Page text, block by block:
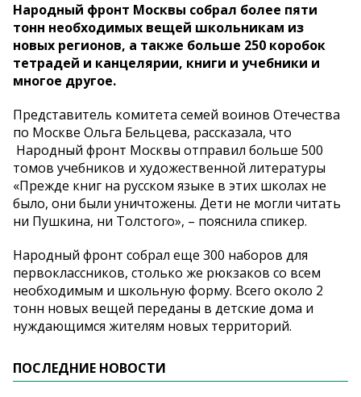
Народный фронт Москвы собрал более пяти
тонн необходимых вещей школьникам из
новых регионов, а также больше 250 коробок
тетрадей и канцелярии, книги и учебники и
многое другое.
Представитель комитета семей воинов Отечества
по Москве Ольга Бельцева, рассказала, что
Народный фронт Москвы отправил больше 500
томов учебников и художественной литературы
«Прежде книг на русском языке в этих школах не
было, они были уничтожены. Дети не могли читать
ни Пушкина, ни Толстого», – пояснила спикер.
Народный фронт собрал еще 300 наборов для
первоклассников, столько же рюкзаков со всем
необходимым и школьную форму. Всего около 2
тонн новых вещей переданы в детские дома и
нуждающимся жителям новых территорий.
ПОСЛЕДНИЕ НОВОСТИ